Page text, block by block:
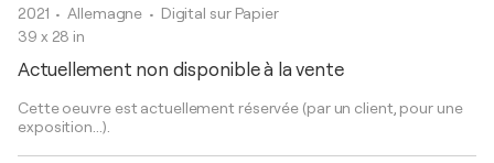
2021 • Allemagne • Digital sur Papier
39 x 28 in
Actuellement non disponible à la vente
Cette oeuvre est actuellement réservée (par un client, pour une
exposition...).